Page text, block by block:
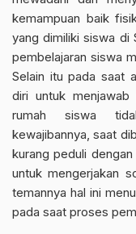
kemampuan baik
yang dimiliki siswa di
pembelajaran siswa
Selain itu pada saat
diri untuk menjawab
rumah siswa
kewajibannya, saat
kurang peduli
untuk mengerjakan
temannya hal ini
pada saat proses